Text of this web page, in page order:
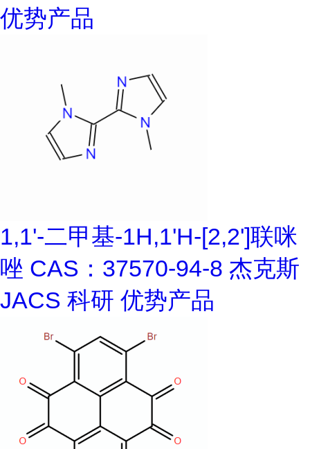
优势产品
1,1'-二甲基-1H,1'H-[2,2']联咪
唑 CAS：37570-94-8 杰克斯
JACS 科研 优势产品